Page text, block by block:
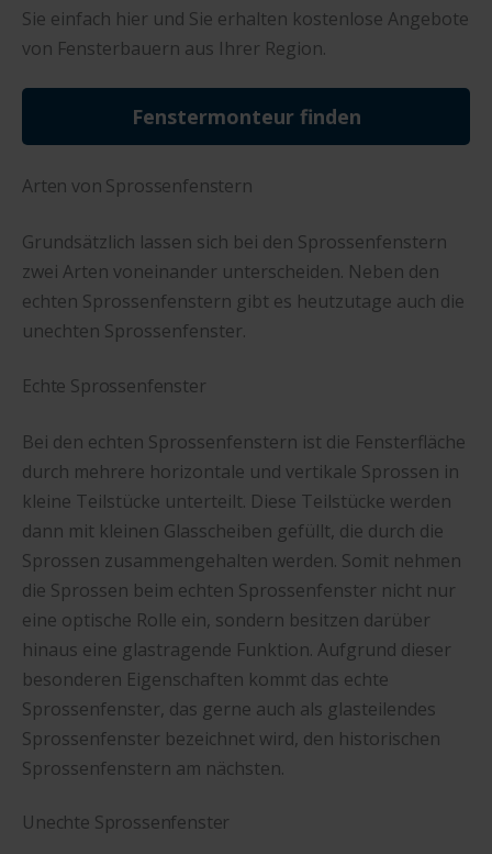
Sie einfach hier und Sie erhalten kostenlose Angebote
von Fensterbauern aus Ihrer Region.
Fenstermonteur finden
Arten von Sprossenfenstern
Grundsätzlich lassen sich bei den Sprossenfenstern
zwei Arten voneinander unterscheiden. Neben den
echten Sprossenfenstern gibt es heutzutage auch die
unechten Sprossenfenster.
Echte Sprossenfenster
Bei den echten Sprossenfenstern ist die Fensterfläche
durch mehrere horizontale und vertikale Sprossen in
kleine Teilstücke unterteilt. Diese Teilstücke werden
dann mit kleinen Glasscheiben gefüllt, die durch die
Sprossen zusammengehalten werden. Somit nehmen
die Sprossen beim echten Sprossenfenster nicht nur
eine optische Rolle ein, sondern besitzen darüber
hinaus eine glastragende Funktion. Aufgrund dieser
besonderen Eigenschaften kommt das echte
Sprossenfenster, das gerne auch als glasteilendes
Sprossenfenster bezeichnet wird, den historischen
Sprossenfenstern am nächsten.
Unechte Sprossenfenster